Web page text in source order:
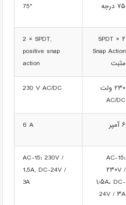
۷۵ درجه 75°
۲ × SPDT
Snap Action
مثبت
2 × SPDT,
positive snap
action
۲۳۰ ولت
AC/DC
230 V AC/DC
۶ آمپر 6 A
AC-15:
‎۲۳۰V /
۱٫۵A، DC-
24V / ۳A
AC-15: 230V /
1.5A, DC-24V /
3A